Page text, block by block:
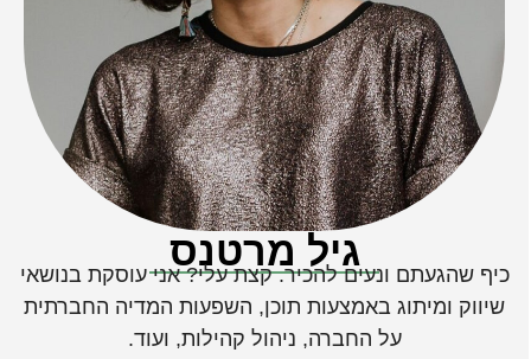
גיל מרטנס
שהגעתם ונעים להכיר. קצת עלי? אני עוסקת בנושאי
שיווק ומיתוג באמצעות תוכן, השפעות המדיה החברתית
על החברה, ניהול קהילות, ועוד.